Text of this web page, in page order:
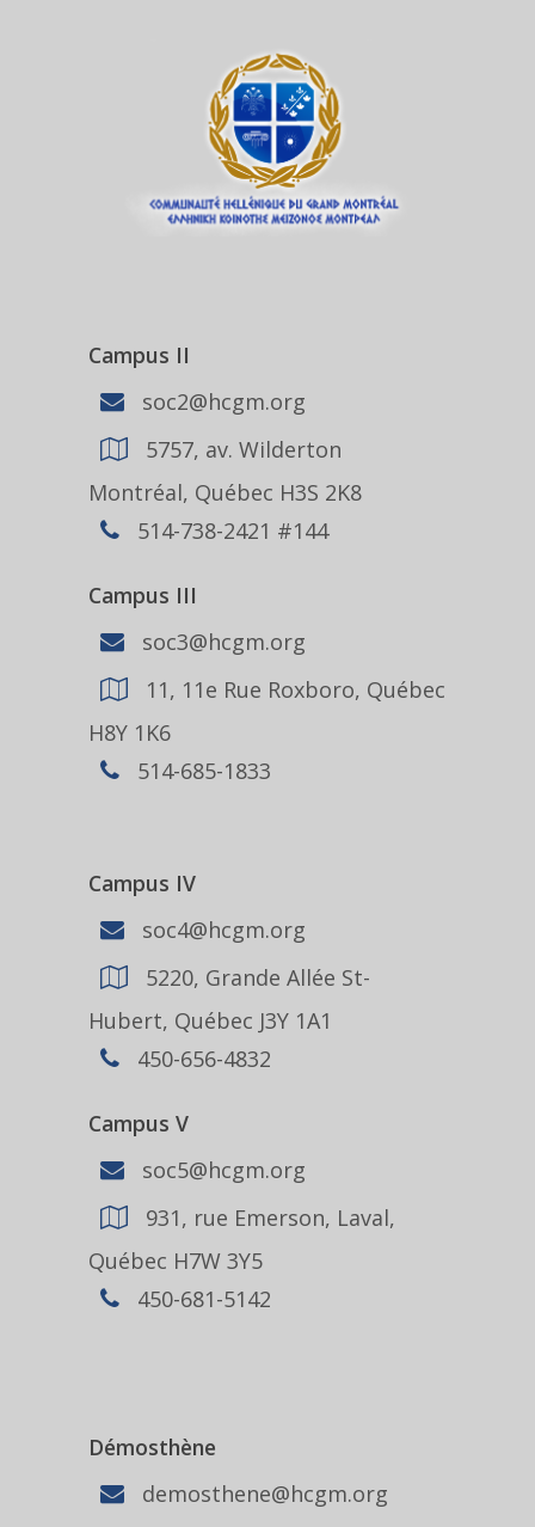
Campus II
soc2@hcgm.org
5757, av. Wilderton
Montréal, Québec H3S 2K8
514-738-2421 #144
Campus III
soc3@hcgm.org
11, 11e Rue Roxboro, Québec
H8Y 1K6
514-685-1833
Campus IV
soc4@hcgm.org
5220, Grande Allée St-
Hubert, Québec J3Y 1A1
450-656-4832
Campus V
soc5@hcgm.org
931, rue Emerson, Laval,
Québec H7W 3Y5
450-681-5142
Démosthène
demosthene@hcgm.org